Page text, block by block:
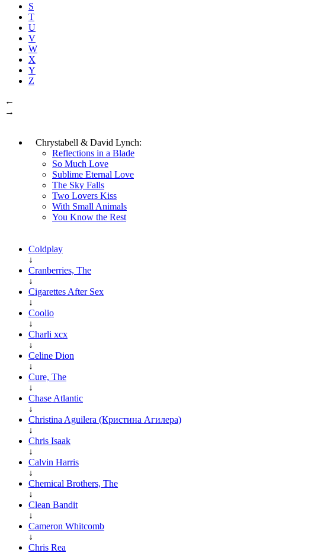
S
T
U
V
W
X
Y
Z
←
→
Chrystabell & David Lynch:
Reflections in a Blade
So Much Love
Sublime Eternal Love
The Sky Falls
Two Lovers Kiss
With Small Animals
You Know the Rest
Coldplay
↓
Cranberries, The
↓
Cigarettes After Sex
↓
Coolio
↓
Charli xcx
↓
Celine Dion
↓
Cure, The
↓
Chase Atlantic
↓
Christina Aguilera (Кристина Агилера)
↓
Chris Isaak
↓
Calvin Harris
↓
Chemical Brothers, The
↓
Clean Bandit
↓
Cameron Whitcomb
↓
Chris Rea